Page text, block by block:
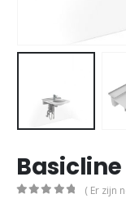
( Er zijn